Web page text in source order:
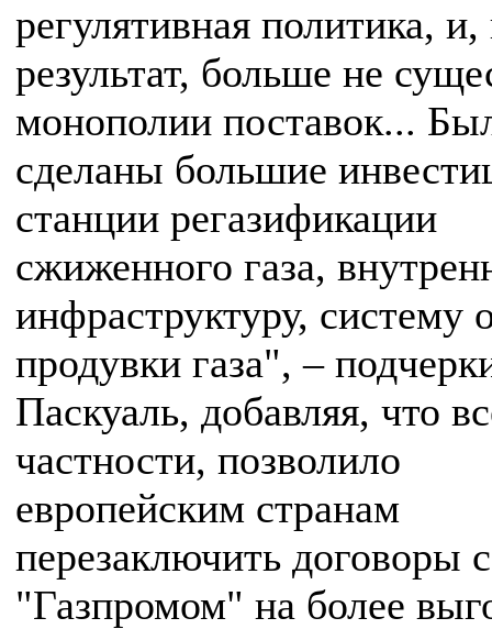
регулятивная политика, и,
результат, больше не
монополии поставок...
сделаны большие
станции регазификации
сжиженного газа,
инфраструктуру, систему
продувки газа", –
Паскуаль, добавляя, что
частности, позволило
европейским странам
перезаключить договоры с
"Газпромом" на более